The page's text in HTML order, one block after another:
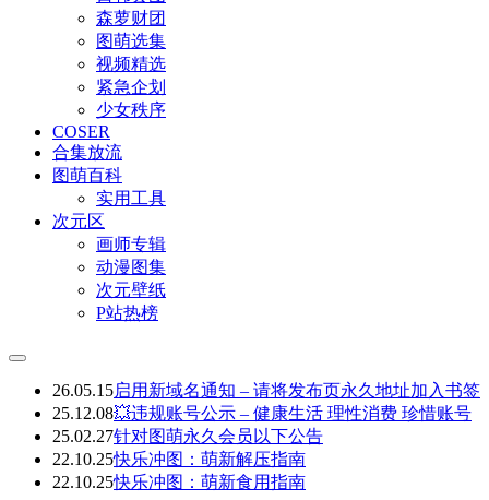
森萝财团
图萌选集
视频精选
紧急企划
少女秩序
COSER
合集放流
图萌百科
实用工具
次元区
画师专辑
动漫图集
次元壁纸
P站热榜
26.05.15启用新域名通知 – 请将发布页永久地址加入书签
25.12.08💥违规账号公示 – 健康生活 理性消费 珍惜账号
25.02.27针对图萌永久会员以下公告
22.10.25快乐冲图：萌新解压指南
22.10.25快乐冲图：萌新食用指南